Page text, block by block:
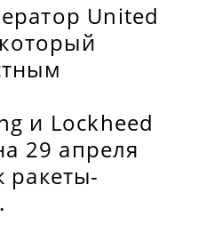
United
и Lockheed
29 апреля
ракеты-